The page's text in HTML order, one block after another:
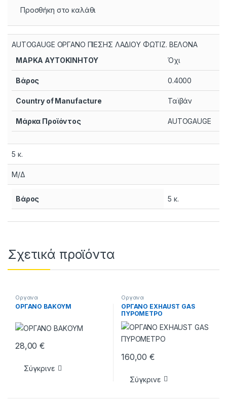
Προσθήκη στο καλάθι
AUTOGAUGE ΟΡΓΑΝΟ ΠΙΕΣΗΣ ΛΑΔΙΟΥ ΦΩΤΙΖ. ΒΕΛΟΝΑ
ΜΑΡΚΑ ΑΥΤΟΚΙΝΗΤΟΥ
Όχι
Βάρος 0.4000
Country of Manufacture Ταϊβάν
Μάρκα Προϊόντος AUTOGAUGE
5 κ.
Μ/Δ
Βάρος 5 κ.
Σχετικά προϊόντα
Οργανα
ΟΡΓΑΝΟ ΒΑΚΟΥΜ
28,00€
Σύγκρινε
Οργανα
ΟΡΓΑΝΟ EXHAUST GAS
ΠΥΡΟΜΕΤΡΟ
160,00€
Σύγκρινε